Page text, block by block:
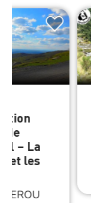
de
– La
et les